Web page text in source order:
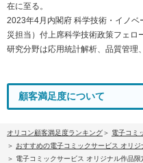
在に至る。
2023年4月内閣府 科学技術・イノ
災担当）付上席科学技術政策フェロ
研究分野は応用統計解析、品質管理
顧客満足度について
オリコン顧客満足度ランキング
電子コミ
おすすめの電子コミックサービス オリ
電子コミックサービス オリジナル作品